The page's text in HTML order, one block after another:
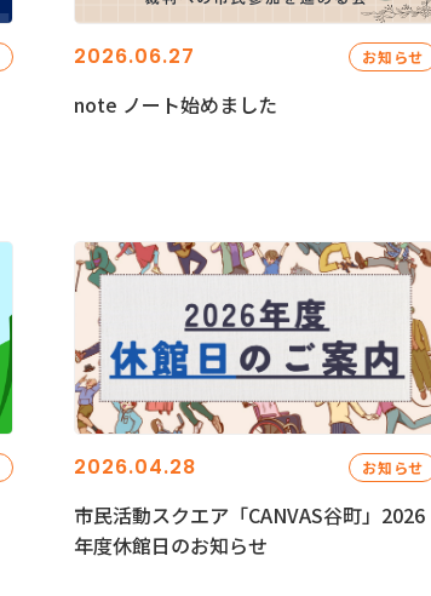
2026.06.27 お知らせ
note ノート始めました
2026.04.28 お知らせ
市民活動スクエア「CANVAS谷町」2026
年度休館日のお知らせ